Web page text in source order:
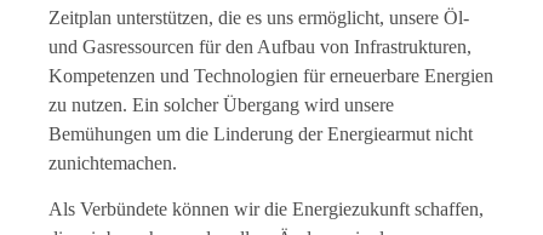
Zeitplan unterstützen, die es uns ermöglicht, unsere Öl-
und Gasressourcen für den Aufbau von Infrastrukturen,
Kompetenzen und Technologien für erneuerbare Energien
zu nutzen. Ein solcher Übergang wird unsere
Bemühungen um die Linderung der Energiearmut nicht
zunichtemachen.
Als Verbündete können wir die Energiezukunft schaffen,